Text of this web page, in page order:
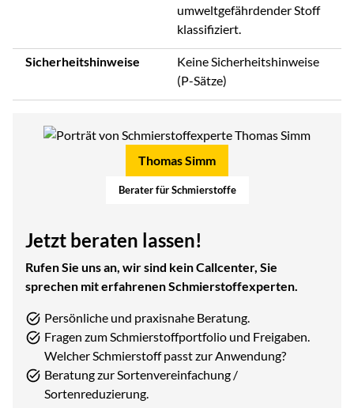
umweltgefährdender Stoff
klassifiziert.
Sicherheitshinweise
Keine Sicherheitshinweise
(P-Sätze)
Thomas Simm
Berater für Schmierstoffe
Jetzt beraten lassen!
Rufen Sie uns an, wir sind kein Callcenter, Sie
sprechen mit erfahrenen Schmierstoffexperten.
Persönliche und praxisnahe Beratung.
Fragen zum Schmierstoffportfolio und Freigaben.
Welcher Schmierstoff passt zur Anwendung?
Beratung zur Sortenvereinfachung /
Sortenreduzierung.